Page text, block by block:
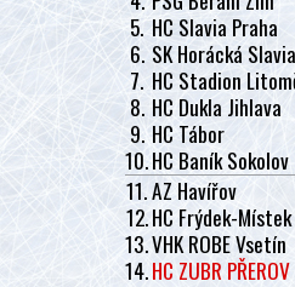
5. HC Slavia Praha
6. SK Horácká
7. HC Stadion
8. HC Dukla Jihlava
9. HC Tábor
10.HC Baník Sokolov
11.AZ Havířov
12.HC Frýdek-Místek
13.VHK ROBE Vsetín
14.HC ZUBR PŘEROV